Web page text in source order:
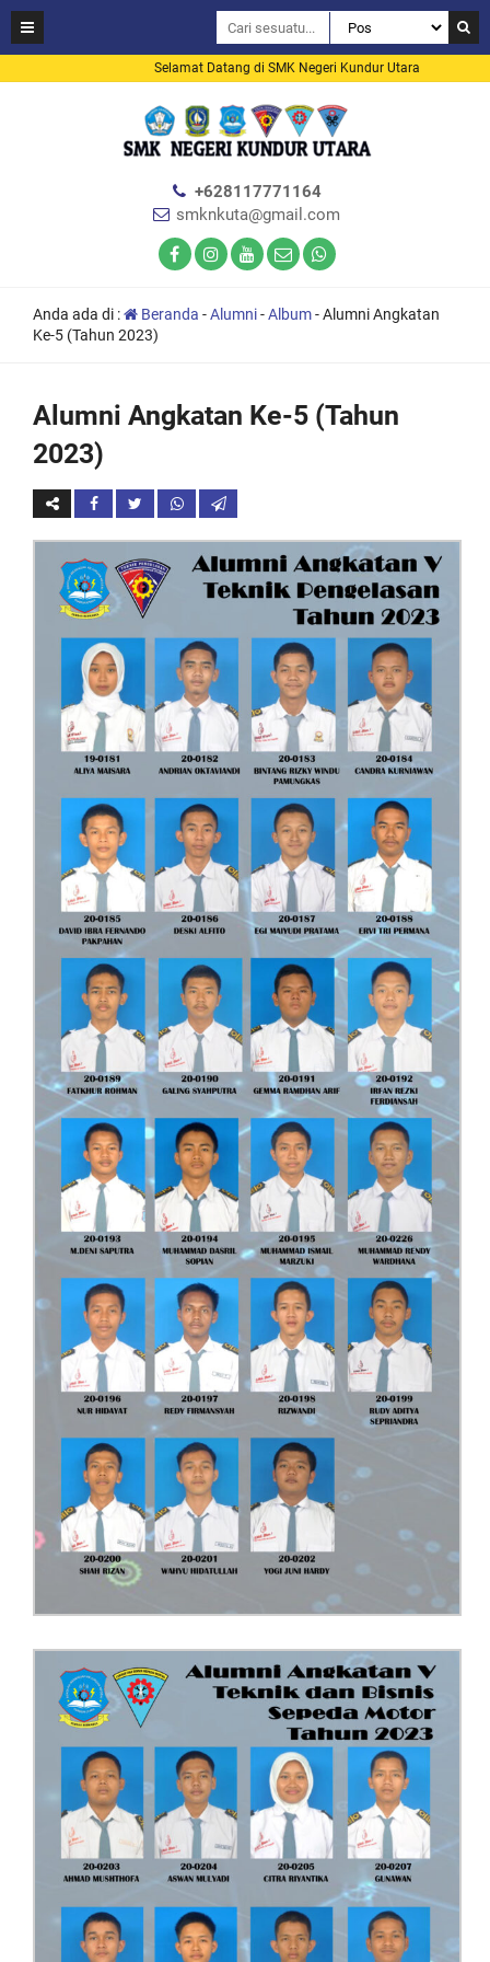
Selamat Datang di SMK Negeri Kundur Utara
+628117771164
smknkuta@gmail.com
Anda ada di : Beranda -Alumni-Album-Alumni Angkatan
Ke-5 (Tahun 2023)
Alumni Angkatan Ke-5 (Tahun
2023)